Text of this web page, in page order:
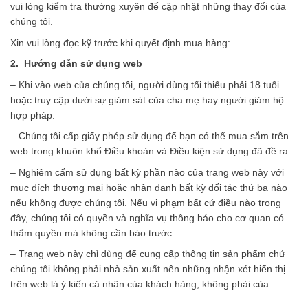
vui lòng kiểm tra thường xuyên để cập nhật những thay đổi của
chúng tôi.
Xin vui lòng đọc kỹ trước khi quyết định mua hàng:
2. Hướng dẫn sử dụng web
– Khi vào web của chúng tôi, người dùng tối thiểu phải 18 tuổi
hoặc truy cập dưới sự giám sát của cha mẹ hay người giám hộ
hợp pháp.
– Chúng tôi cấp giấy phép sử dụng để bạn có thể mua sắm trên
web trong khuôn khổ Điều khoản và Điều kiện sử dụng đã đề ra.
– Nghiêm cấm sử dụng bất kỳ phần nào của trang web này với
mục đích thương mại hoặc nhân danh bất kỳ đối tác thứ ba nào
nếu không được chúng tôi. Nếu vi phạm bất cứ điều nào trong
đây, chúng tôi có quyền và nghĩa vụ thông báo cho cơ quan có
thẩm quyền mà không cần báo trước.
– Trang web này chỉ dùng để cung cấp thông tin sản phẩm chứ
chúng tôi không phải nhà sản xuất nên những nhận xét hiển thị
trên web là ý kiến cá nhân của khách hàng, không phải của